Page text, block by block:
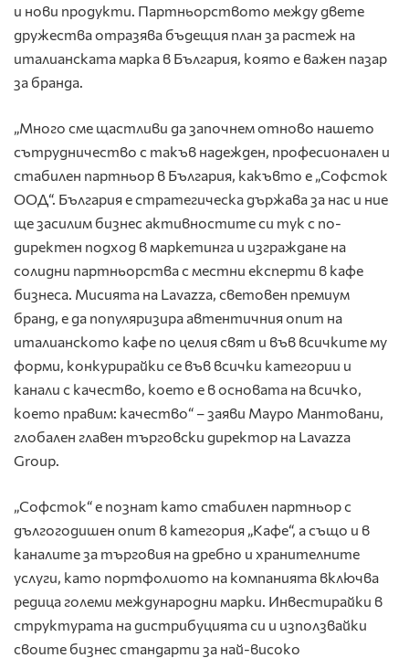
и нови продукти. Партньорството между двете
дружества отразява бъдещия план за растеж на
италианската марка в България, която е важен пазар
за бранда.
„Много сме щастливи да започнем отново нашето
сътрудничество с такъв надежден, професионален и
стабилен партньор в България, какъвто е „Софсток
ООД“. България е стратегическа държава за нас и ние
ще засилим бизнес активностите си тук с по-
директен подход в маркетинга и изграждане на
солидни партньорства с местни експерти в кафе
бизнеса. Мисията на Lavazza, световен премиум
бранд, е да популяризира автентичния опит на
италианското кафе по целия свят и във всичките му
форми, конкурирайки се във всички категории и
канали с качество, което е в основата на всичко,
което правим: качество“ – заяви Мауро Мантовани,
глобален главен търговски директор на Lavazza
Group.
„Софсток“ е познат като стабилен партньор с
дългогодишен опит в категория „Кафе“, а също и в
каналите за търговия на дребно и хранителните
услуги, като портфолиото на компанията включва
редица големи международни марки. Инвестирайки в
структурата на дистрибуцията си и използвайки
своите бизнес стандарти за най-високо